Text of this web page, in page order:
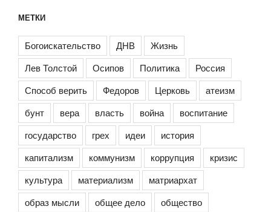
МЕТКИ
Богоискательство ДНВ
Жизнь
Лев Толстой
Осипов Политика
Россия
Способ верить
Федоров Церковь
атеизм
бунт
вера власть война
воспитание
государство
грех идеи
история
капитализм
коммунизм коррупция
кризис
культура
материализм
матриархат
образ мысли
общее дело
общество